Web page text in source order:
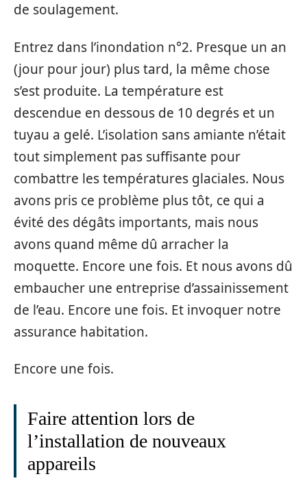
de soulagement.
Entrez dans l’inondation n°2. Presque un an
(jour pour jour) plus tard, la même chose
s’est produite. La température est
descendue en dessous de 10 degrés et un
tuyau a gelé. L’isolation sans amiante n’était
tout simplement pas suffisante pour
combattre les températures glaciales. Nous
avons pris ce problème plus tôt, ce qui a
évité des dégâts importants, mais nous
avons quand même dû arracher la
moquette. Encore une fois. Et nous avons dû
embaucher une entreprise d’assainissement
de l’eau. Encore une fois. Et invoquer notre
assurance habitation.
Encore une fois.
Faire attention lors de
l’installation de nouveaux
appareils